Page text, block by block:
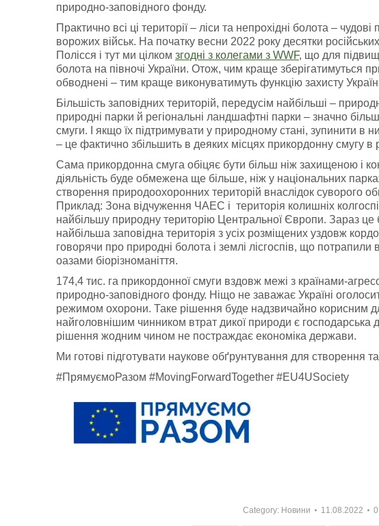
природно-заповідного фонду.
Практично всі ці території – ліси та непрохідні болота –
ворожих військ. На початку весни 2022 року десятки
Полісся і тут ми цілком згодні з колегами з WWF, що для
болота на півночі України. Отож, чим краще зберігатимуться
обводнені – тим краще виконуватимуть функцію захисту
Більшість заповідних територій, передусім найбільші –
природні парки й регіональні ландшафтні парки – значно
смуги. І якщо їх підтримувати у природному стані, зупинити в
– це фактично збільшить в деяких місцях прикордонну смугу в
Сама прикордонна смуга обіцяє бути більш ніж захищеною і
діяльність буде обмежена ще більше, ніж у національних
створення природоохоронних територій внаслідок суворого
Приклад: Зона відчуження ЧАЕС і територія колишніх
найбільшу природну територію Центральної Європи. Зараз це
найбільша заповідна територія з усіх розміщених уздовж
говорячи про природні болота і землі лісгоспів, що
оазами біорізноманіття.
174,4 тис. га прикордонної смуги вздовж межі з країнами-
природно-заповідного фонду. Ніщо не заважає Україні
режимом охорони. Таке рішення буде надзвичайно корисним
найголовнішим чинником втрат дикої природи є господарська
рішення жодним чином не постраждає економіка держави.
Ми готові підготувати наукове обґрунтування для створення
#ПрямуємоРазом #MovingForwardTogether #EU4USociety
Category: Новини 11.08.2022